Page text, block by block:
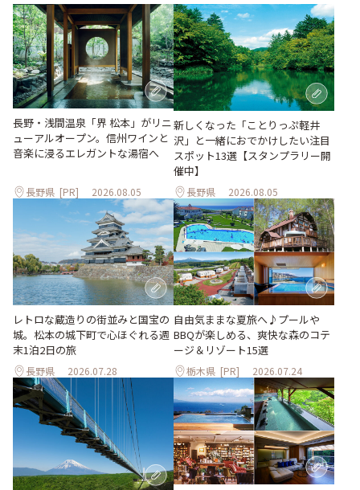
長野・浅間温泉「界 松本」がリニ
ューアルオープン。信州ワインと
音楽に浸るエレガントな湯宿へ
長野県 [PR] 2026.08.05
新しくなった「ことりっぷ軽井
沢」と一緒におでかけしたい注目
スポット13選【スタンプラリー開
催中】
長野県 2026.08.05
レトロな蔵造りの街並みと国宝の
城。松本の城下町で心ほぐれる週
末1泊2日の旅
長野県 2026.07.28
自由気ままな夏旅へ♪プールや
BBQが楽しめる、爽快な森のコテ
ージ＆リゾート15選
栃木県 [PR] 2026.07.24